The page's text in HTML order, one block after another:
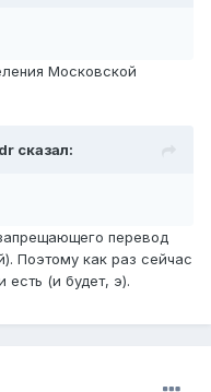
Московской
сказал:
перевод
Поэтому как раз сейчас
есть (и будет, э).